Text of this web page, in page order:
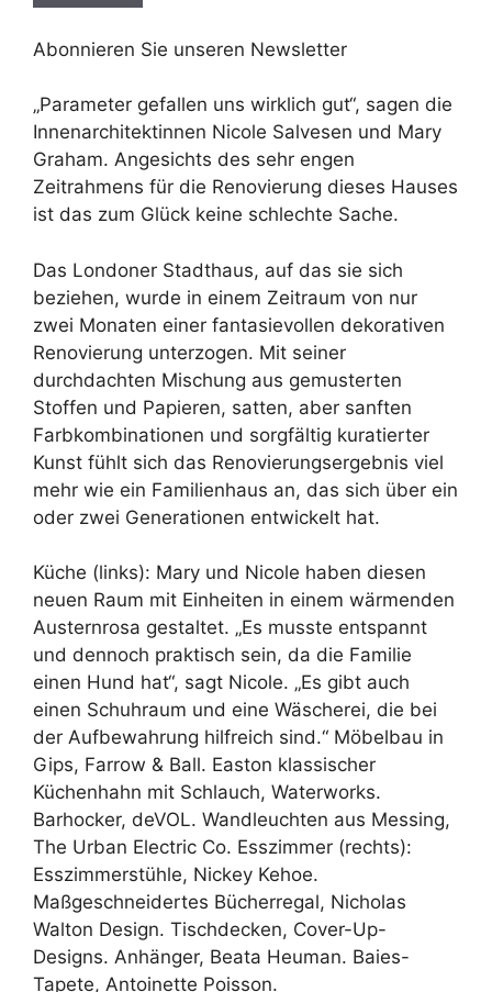
Abonnieren Sie unseren Newsletter
„Parameter gefallen uns wirklich gut“, sagen die
Innenarchitektinnen Nicole Salvesen und Mary
Graham. Angesichts des sehr engen
Zeitrahmens für die Renovierung dieses Hauses
ist das zum Glück keine schlechte Sache.
Das Londoner Stadthaus, auf das sie sich
beziehen, wurde in einem Zeitraum von nur
zwei Monaten einer fantasievollen dekorativen
Renovierung unterzogen. Mit seiner
durchdachten Mischung aus gemusterten
Stoffen und Papieren, satten, aber sanften
Farbkombinationen und sorgfältig kuratierter
Kunst fühlt sich das Renovierungsergebnis viel
mehr wie ein Familienhaus an, das sich über ein
oder zwei Generationen entwickelt hat.
Küche (links): Mary und Nicole haben diesen
neuen Raum mit Einheiten in einem wärmenden
Austernrosa gestaltet. „Es musste entspannt
und dennoch praktisch sein, da die Familie
einen Hund hat“, sagt Nicole. „Es gibt auch
einen Schuhraum und eine Wäscherei, die bei
der Aufbewahrung hilfreich sind.“ Möbelbau in
Gips, Farrow & Ball. Easton klassischer
Küchenhahn mit Schlauch, Waterworks.
Barhocker, deVOL. Wandleuchten aus Messing,
The Urban Electric Co. Esszimmer (rechts):
Esszimmerstühle, Nickey Kehoe.
Maßgeschneidertes Bücherregal, Nicholas
Walton Design. Tischdecken, Cover-Up-
Designs. Anhänger, Beata Heuman. Baies-
Tapete, Antoinette Poisson.